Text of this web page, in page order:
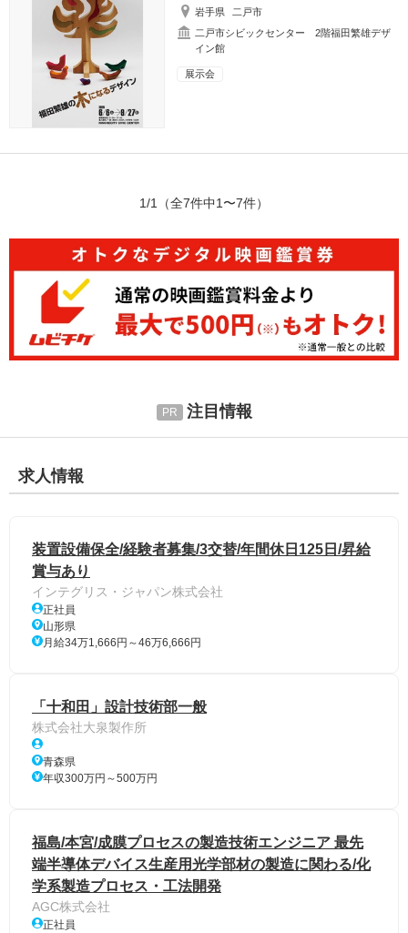
岩手県
二戸市
二戸市シビックセンター 2階福田繁雄デザ
イン館
展示会
1/1 （全7件中1〜7件）
注目情報
求人情報
装置設備保全/経験者募集/3交替/年間休日125日/昇給
賞与あり
インテグリス・ジャパン株式会社
正社員
山形県
月給34万1,666円～46万6,666円
「十和田」設計技術部一般
株式会社大泉製作所
青森県
年収300万円～500万円
福島/本宮/成膜プロセスの製造技術エンジニア 最先
端半導体デバイス生産用光学部材の製造に関わる/化
学系製造プロセス・工法開発
AGC株式会社
正社員